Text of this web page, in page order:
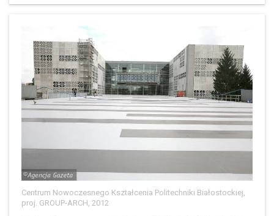
Centrum Nowoczesnego Kształcenia Politechniki Białostockiej,
proj. GROUP-ARCH, 2012